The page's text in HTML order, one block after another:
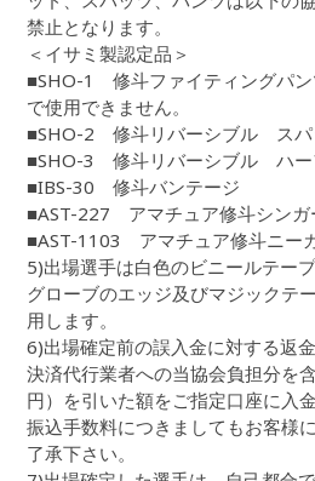
禁止となります。
＜イサミ製認定品＞
■SHO-1 修斗ファイティングパ
で使用できません。
■SHO-2 修斗リバーシブル スパ
■SHO-3 修斗リバーシブル ハー
■IBS-30 修斗バンテージ
■AST-227 アマチュア修斗シンガ
■AST-1103 アマチュア修斗ニー
5)出場選手は白色のビニールテー
グローブのエッジ及びマジックテ
用します。
6)出場確定前の誤入金に対する返
決済代行業者への当協会負担分を
円）を引いた額をご指定口座に入
振込手数料につきましてもお客様
了承下さい。